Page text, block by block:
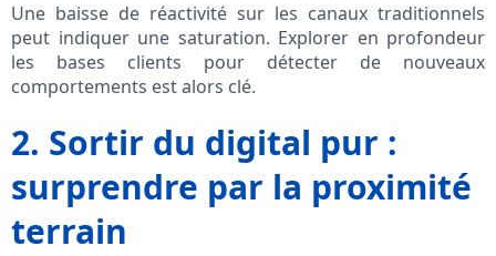
Une baisse de réactivité sur les canaux traditionnels
peut indiquer une saturation. Explorer en profondeur
les bases clients pour détecter de nouveaux
comportements est alors clé.
2. Sortir du digital pur :
surprendre par la proximité
terrain